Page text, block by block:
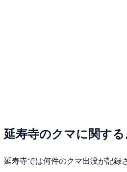
延寿寺のクマに関す
延寿寺では何件のクマ出没が記録